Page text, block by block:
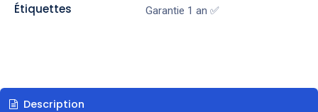
Étiquettes Garantie 1 an ✅
Description